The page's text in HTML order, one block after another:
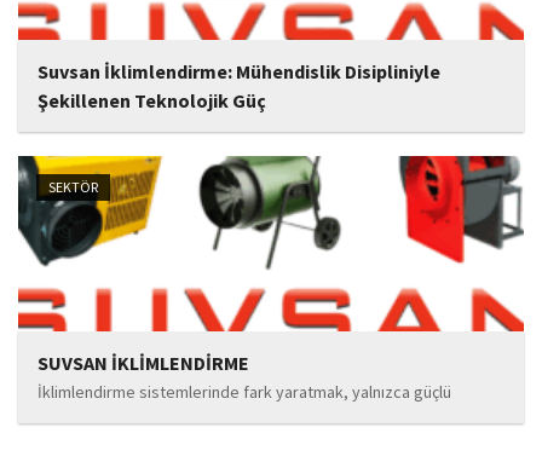
t
i
o
n
Suvsan İklimlendirme: Mühendislik Disipliniyle
Şekillenen Teknolojik Güç
Suvsan İklimlendirme, isminde “iklimlendirme” ifadesini taşısa
da, özünde mühendislik odaklı bir vizyona sahip bir teknoloji
firmasıdır. Faaliyetlerini yalnızca ürün üretimi ya da satışına değil,
mühendislik bilimi temelinde geliştirilen sistemsel çözümlere...
SEKTÖR
SUVSAN İKLİMLENDİRME
İklimlendirme sistemlerinde fark yaratmak, yalnızca güçlü
ekipmanlarla değil; akılcı mühendislik, doğru analiz ve